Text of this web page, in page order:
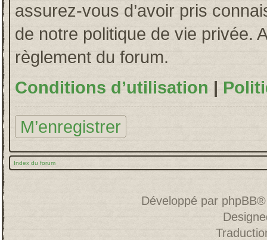
assurez-vous d’avoir pris
de notre politique de vie privée.
règlement du forum.
Conditions d’utilisation |
M’enregistrer
Index du forum
Développé par phpBB®